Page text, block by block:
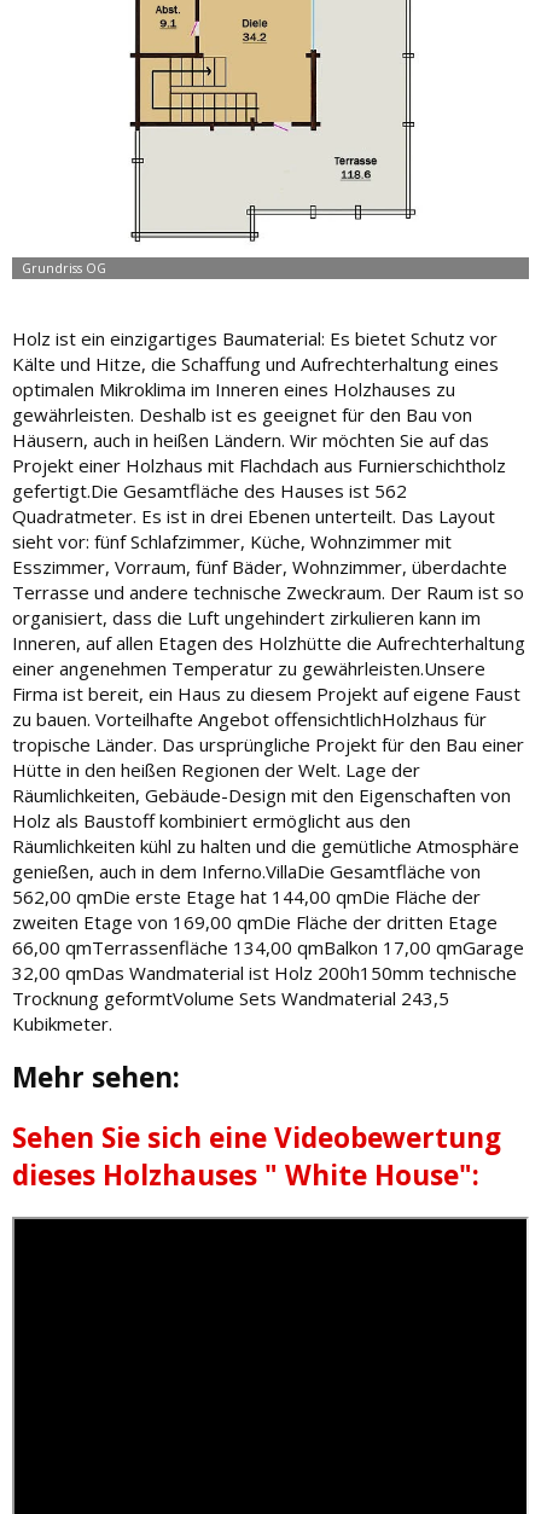
Holz ist ein einzigartiges Baumaterial: Es bietet Schutz vor
Kälte und Hitze, die Schaffung und Aufrechterhaltung eines
optimalen Mikroklima im Inneren eines Holzhauses zu
gewährleisten. Deshalb ist es geeignet für den Bau von
Häusern, auch in heißen Ländern. Wir möchten Sie auf das
Projekt einer Holzhaus mit Flachdach aus Furnierschichtholz
gefertigt.Die Gesamtfläche des Hauses ist 562
Quadratmeter. Es ist in drei Ebenen unterteilt. Das Layout
sieht vor: fünf Schlafzimmer, Küche, Wohnzimmer mit
Esszimmer, Vorraum, fünf Bäder, Wohnzimmer, überdachte
Terrasse und andere technische Zweckraum. Der Raum ist so
organisiert, dass die Luft ungehindert zirkulieren kann im
Inneren, auf allen Etagen des Holzhütte die Aufrechterhaltung
einer angenehmen Temperatur zu gewährleisten.Unsere
Firma ist bereit, ein Haus zu diesem Projekt auf eigene Faust
zu bauen. Vorteilhafte Angebot offensichtlichHolzhaus für
tropische Länder. Das ursprüngliche Projekt für den Bau einer
Hütte in den heißen Regionen der Welt. Lage der
Räumlichkeiten, Gebäude-Design mit den Eigenschaften von
Holz als Baustoff kombiniert ermöglicht aus den
Räumlichkeiten kühl zu halten und die gemütliche Atmosphäre
genießen, auch in dem Inferno.VillaDie Gesamtfläche von
562,00 qmDie erste Etage hat 144,00 qmDie Fläche der
zweiten Etage von 169,00 qmDie Fläche der dritten Etage
66,00 qmTerrassenfläche 134,00 qmBalkon 17,00 qmGarage
32,00 qmDas Wandmaterial ist Holz 200h150mm technische
Trocknung geformtVolume Sets Wandmaterial 243,5
Kubikmeter.
Mehr sehen:
Sehen Sie sich eine Videobewertung
dieses Holzhauses " White House":